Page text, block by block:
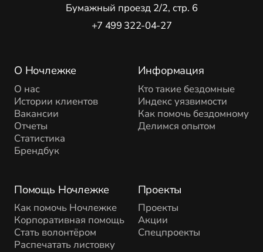
О Ночлежке
О нас
Истории клиентов
Вакансии
Отчеты
Статистика
Брендбук
Помощь Ночлежке
Как помочь Ночлежке
Корпоративная помощь
Стать волонтёром
Распечатать листовку
Проекты
Проекты
Акции
Спецпроекты
Информация
Кто такие бездомные
Индекс уязвимости
Как помочь бездомному
Делимся опытом
Бумажный проезд 2/2, стр. 6
+7 499 322-04-27